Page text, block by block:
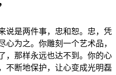
说是两件事，忠和恕。忠，凭
心为之。你雕刻一个艺术品，
，那样永远也达不到。你的心
不断地保护，让心变成光明磊